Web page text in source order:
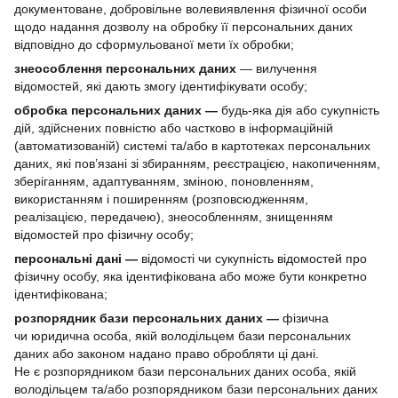
документоване, добровільне волевиявлення фізичної особи
щодо надання дозволу на обробку її персональних даних
відповідно до сформульованої мети їх обробки;
знеособлення персональних даних — вилучення
відомостей, які дають змогу ідентифікувати особу;
обробка персональних даних — будь-яка дія або сукупність
дій, здійснених повністю або частково в інформаційній
(автоматизованій) системі та/або в картотеках персональних
даних, які пов’язані зі збиранням, реєстрацією, накопиченням,
зберіганням, адаптуванням, зміною, поновленням,
використанням і поширенням (розповсюдженням,
реалізацією, передачею), знеособленням, знищенням
відомостей про фізичну особу;
персональні дані — відомості чи сукупність відомостей про
фізичну особу, яка ідентифікована або може бути конкретно
ідентифікована;
розпорядник бази персональних даних — фізична
чи юридична особа, якій володільцем бази персональних
даних або законом надано право обробляти ці дані.
Не є розпорядником бази персональних даних особа, якій
володільцем та/або розпорядником бази персональних даних